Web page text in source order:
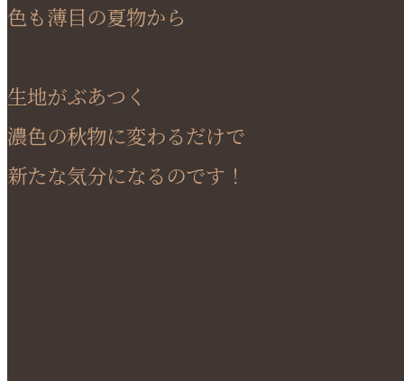
色も薄目の夏物から
生地がぶあつく
濃色の秋物に変わるだけで
新たな気分になるのです！